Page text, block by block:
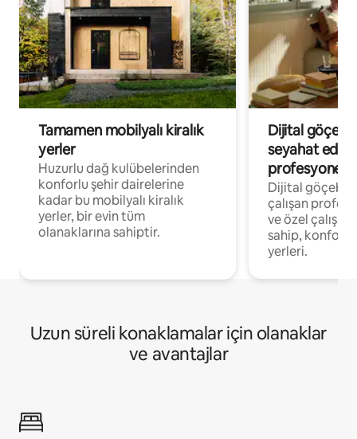
Tamamen mobilyalı kiralık
yerler
Huzurlu dağ kulübelerinden
konforlu şehir dairelerine
kadar bu mobilyalı kiralık
yerler, bir evin tüm
olanaklarına sahiptir.
Dijital
seyahat eden
Dijital
çalışan
ve özel
sahip,
yerleri.
Uzun süreli konaklamalar için olanaklar
ve avantajlar